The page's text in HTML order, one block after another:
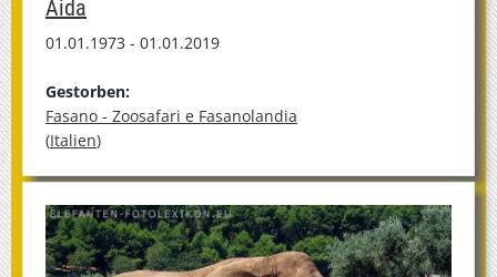
Aida
01.01.1973 - 01.01.2019
Gestorben:
Fasano - Zoosafari e Fasanolandia
(Italien)